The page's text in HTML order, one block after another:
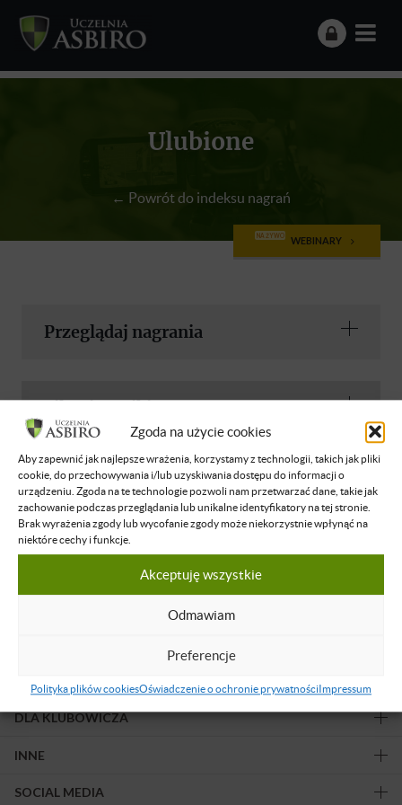
Zgoda na użycie cookies
Aby zapewnić jak najlepsze wrażenia, korzystamy z technologii, takich jak pliki
cookie, do przechowywania i/lub uzyskiwania dostępu do informacji o
urządzeniu. Zgoda na te technologie pozwoli nam przetwarzać dane, takie jak
zachowanie podczas przeglądania lub unikalne identyfikatory na tej stronie.
Brak wyrażenia zgody lub wycofanie zgody może niekorzystnie wpłynąć na
niektóre cechy i funkcje.
Akceptuję wszystkie
Odmawiam
Preferencje
Polityka plików cookiesOświadczenie o ochronie prywatnościImpressum
Ulubione
← Powrót do indeksu nagrań
NA ŻYWO WEBINARY
Przeglądaj nagrania
Żadne nagranie nie spełnia podanych kryteriów.
Obserwuj nas!
DLA KLUBOWICZA
INNE
SOCIAL MEDIA